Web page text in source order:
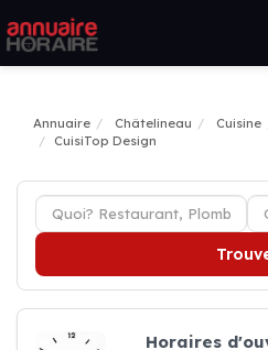
Annuaire Châtelineau Cuisine
CuisiTop Design
Horaires